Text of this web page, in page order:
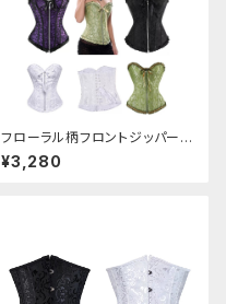
フローラル柄フロントジッパーコ
ルセット
¥3,280